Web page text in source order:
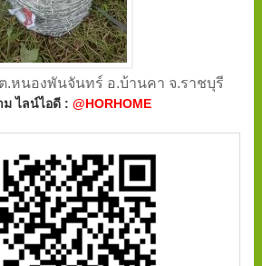
.หนองพันจันทร์ อ.บ้านคา จ.ราชบุรี
ม ไลน์ไอดี :@HORHOME